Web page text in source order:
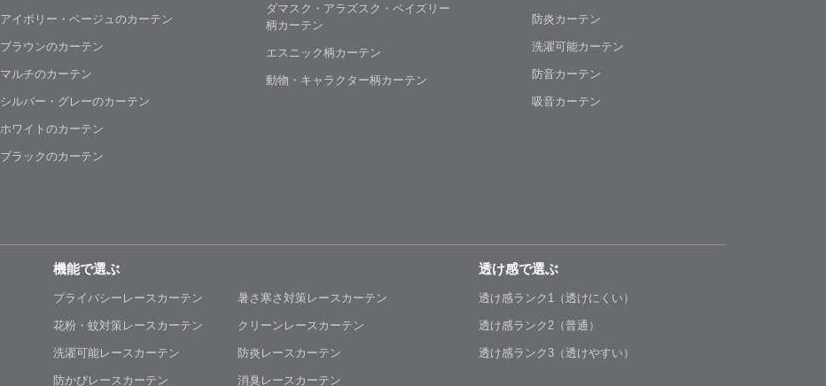
アイボリー・ベージュのカーテン
ブラウンのカーテン
マルチのカーテン
シルバー・グレーのカーテン
ホワイトのカーテン
ブラックのカーテン
ダマスク・アラズスク・ペイズリー
柄カーテン
エスニック柄カーテン
動物・キャラクター柄カーテン
防炎カーテン
洗濯可能カーテン
防音カーテン
吸音カーテン
機能で選ぶ
プライバシーレースカーテン 暑さ寒さ対策レースカーテン
花粉・蚊対策レースカーテン クリーンレースカーテン
洗濯可能レースカーテン 防炎レースカーテン
防かびレースカーテン 消臭レースカーテン
透け感で選ぶ
透け感ランク1（透けにくい）
透け感ランク2（普通）
透け感ランク3（透けやすい）